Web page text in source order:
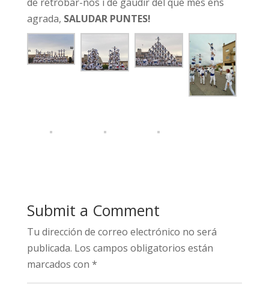
agrada, SALUDAR PUNTES!
Submit a Comment
Tu dirección de correo electrónico no será
publicada. Los campos obligatorios están
marcados con *